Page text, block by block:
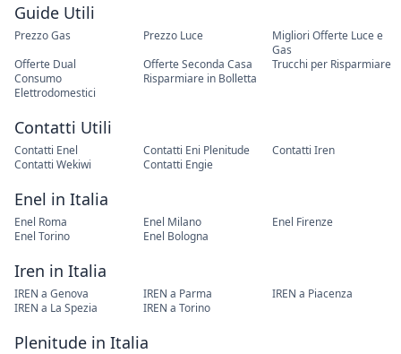
Guide Utili
Prezzo Gas Prezzo Luce
Migliori Offerte Luce e
Gas
Offerte Dual
Offerte Seconda Casa
Trucchi per Risparmiare
Consumo
Elettrodomestici
Risparmiare in Bolletta
Contatti Utili
Contatti Enel Contatti Eni Plenitude
Contatti Iren
Contatti Wekiwi
Contatti Engie
Enel in Italia
Enel Roma Enel Milano
Enel Firenze
Enel Torino
Enel Bologna
Iren in Italia
IREN a Genova IREN a Parma
IREN a Piacenza
IREN a La Spezia
IREN a Torino
Plenitude in Italia